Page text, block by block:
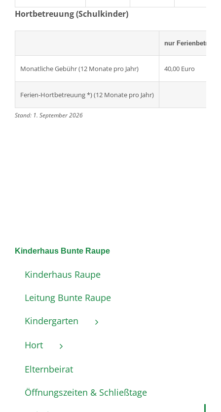
Hortbetreuung (Schulkinder)
nur
Monatliche Gebühr (12 Monate pro Jahr) 40,00 Euro
Ferien-Hortbetreuung *) (12 Monate pro Jahr)
Stand: 1. September 2026
Kinderhaus Bunte Raupe
Kinderhaus Raupe
Leitung Bunte Raupe
Kindergarten
Hort
Elternbeirat
Öffnungszeiten & Schließtage